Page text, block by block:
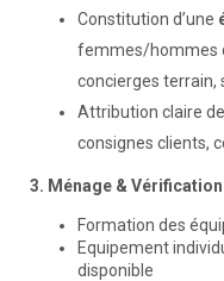
Constitution d’une
femmes/hommes
concierges terrain,
Attribution claire
consignes clients,
3. Ménage & Vérification
Formation des
Equipement
disponible